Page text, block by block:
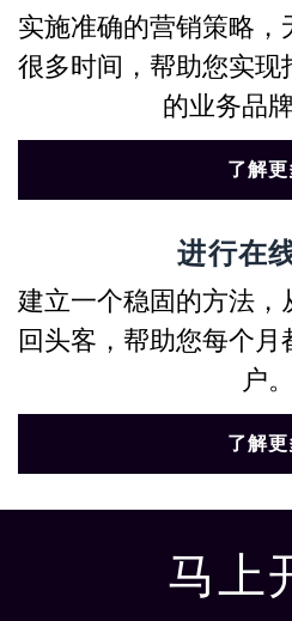
实施准确的营销策略，
很多时间，帮助您实现
的业务品
了解更
进行在
建立一个稳固的方法，
回头客，帮助您每个
户。
了解更
马上